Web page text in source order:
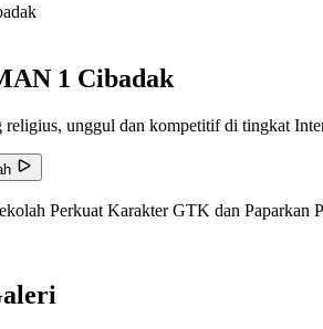
1 Cibadak
unggul dan kompetitif di tingkat
Perkuat Karakter GTK dan Paparkan